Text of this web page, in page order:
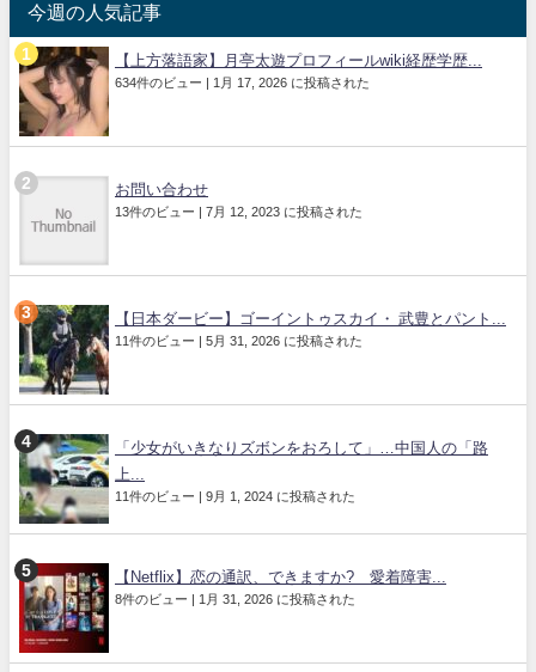
今週の人気記事
【上方落語家】月亭太遊プロフィールwiki経歴学歴...
634件のビュー | 1月 17, 2026 に投稿された
お問い合わせ
13件のビュー | 7月 12, 2023 に投稿された
【日本ダービー】ゴーイントゥスカイ・ 武豊とパント...
11件のビュー | 5月 31, 2026 に投稿された
「少女がいきなりズボンをおろして」…中国人の「路
上...
11件のビュー | 9月 1, 2024 に投稿された
【Netflix】恋の通訳、できますか? 愛着障害...
8件のビュー | 1月 31, 2026 に投稿された